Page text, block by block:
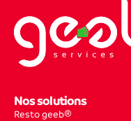
Nos solutions
Resto geeb®